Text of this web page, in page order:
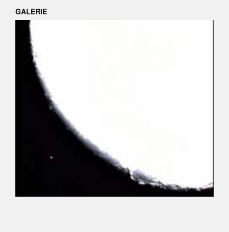
GALERIE